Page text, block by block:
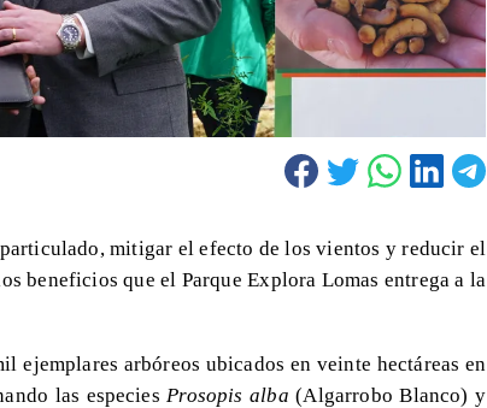
mitigar el efecto de los vientos y reducir el
beneficios que el Parque Explora Lomas entrega a la
ejemplares arbóreos ubicados en veinte hectáreas en
las especies Prosopis alba (Algarrobo Blanco) y